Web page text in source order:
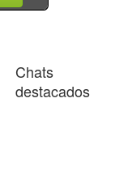
Chats
destacados